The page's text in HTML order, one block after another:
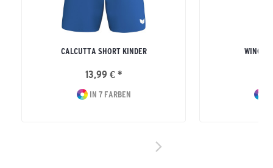
CALCUTTA SHORT KINDER
13,99 € *
IN 7 FARBEN
WINGS